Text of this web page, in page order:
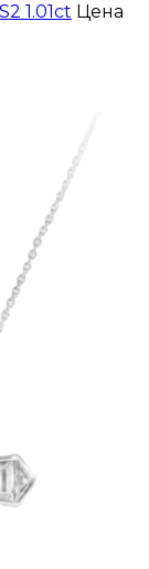
1.01ct Цена